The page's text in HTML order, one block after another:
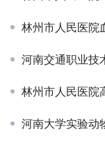
林州市人民医院血
河南交通职业技术学
林州市人民医
河南大学实验动